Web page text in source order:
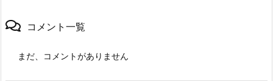
コメント一覧
まだ、コメントがありません